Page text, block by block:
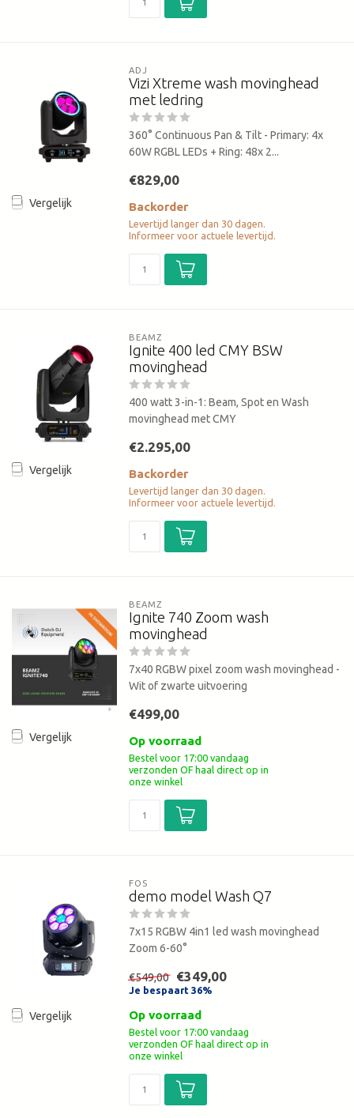
Vergelijk
ADJ
Vizi Xtreme wash movinghead
met ledring
360° Continuous Pan & Tilt - Primary: 4x
60W RGBL LEDs + Ring: 48x 2...
€829,00
Backorder
Levertijd langer dan 30 dagen.
Informeer voor actuele levertijd.
Vergelijk
BEAMZ
Ignite 400 led CMY BSW
movinghead
400 watt 3-in-1: Beam, Spot en Wash
movinghead met CMY
€2.295,00
Backorder
Levertijd langer dan 30 dagen.
Informeer voor actuele levertijd.
Vergelijk
BEAMZ
Ignite 740 Zoom wash
movinghead
7x40 RGBW pixel zoom wash movinghead -
Wit of zwarte uitvoering
€499,00
Op voorraad
Bestel voor 17:00 vandaag
verzonden OF haal direct op in
onze winkel
Vergelijk
FOS
demo model Wash Q7
7x15 RGBW 4in1 led wash movinghead
Zoom 6-60°
€549,00 €349,00
Je bespaart 36%
Op voorraad
Bestel voor 17:00 vandaag
verzonden OF haal direct op in
onze winkel